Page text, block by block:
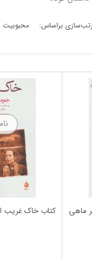
براساس: محبوبیت
ماهی کتاب خاک غریب